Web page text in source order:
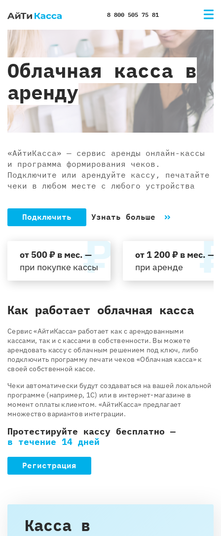
8 800 505 75 81
Облачная касса в
аренду
«АйтиКасса» — сервис аренды онлайн-кассы
и программа формирования чеков.
Подключите или арендуйте кассу, печатайте
чеки в любом месте с любого устройства
Подключить Узнать больше
от 500 ₽ в мес. —
при покупке кассы
от 1 200 ₽ в мес. —
при аренде
Как работает облачная касса
Cервис «АйтиКасса» работает как с арендованными
кассами, так и с кассами в собственности. Вы можете
арендовать кассу с облачным решением под ключ, либо
подключить программу печати чеков «Облачная касса» к
своей собственной кассе.
Чеки автоматически будут создаваться на вашей локальной
программе (например, 1С) или в интернет-магазине в
момент оплаты клиентом. «АйтиКасса» предлагает
множество вариантов интеграции.
Протестируйте кассу бесплатно —
в течение 14 дней
Регистрация
Касса в